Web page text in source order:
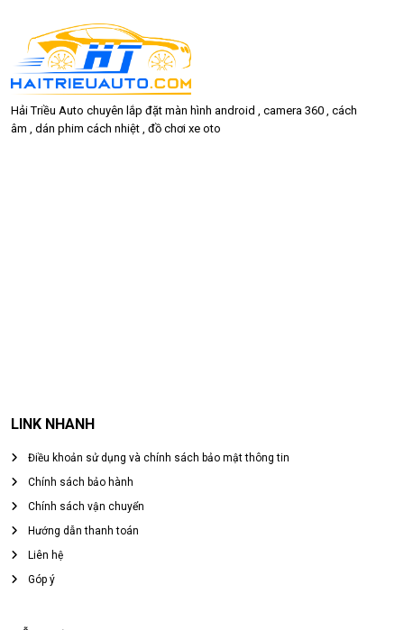
Hải Triều Auto chuyên lắp đặt màn hình android , camera 360 , cách
âm , dán phim cách nhiệt , đồ chơi xe oto
LINK NHANH
Điều khoản sử dụng và chính sách bảo mật thông tin
Chính sách bảo hành
Chính sách vận chuyển
Hướng dẫn thanh toán
Liên hệ
Góp ý